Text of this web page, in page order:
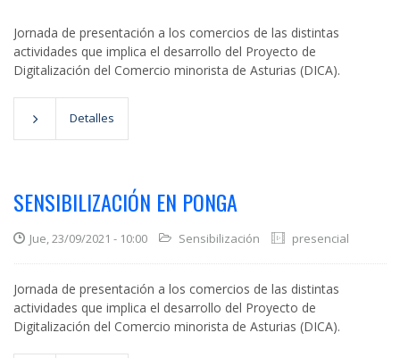
Jornada de presentación a los comercios de las distintas
actividades que implica el desarrollo del Proyecto de
Digitalización del Comercio minorista de Asturias (DICA).
Detalles
SENSIBILIZACIÓN EN PONGA
Jue, 23/09/2021 - 10:00 Sensibilización presencial
Jornada de presentación a los comercios de las distintas
actividades que implica el desarrollo del Proyecto de
Digitalización del Comercio minorista de Asturias (DICA).